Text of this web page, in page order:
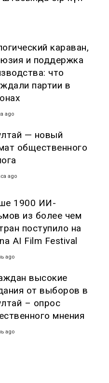
караван,
и поддержка
что
партии в
ago
— новый
общественного
ago
1900 ИИ-
из более чем
поступило на
AI Film Festival
ago
высокие
от выборов в
– опрос
мнения
ago